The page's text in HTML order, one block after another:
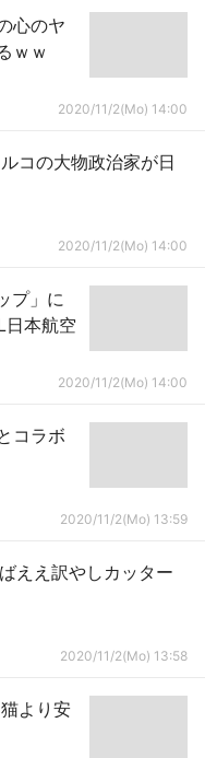
心のヤ
ｗｗ
2020/11/2(Mo) 14:00
コの大物政治家が日
2020/11/2(Mo) 14:00
プ」に
本航空
2020/11/2(Mo) 14:00
コラボ
2020/11/2(Mo) 13:59
ええ訳やしカッター
2020/11/2(Mo) 13:58
より安